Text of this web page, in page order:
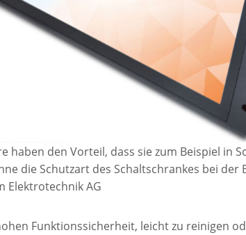
haben den Vorteil, dass sie zum Beispiel in
die Schutzart des Schaltschrankes bei der
Elektrotechnik AG
Funktionssicherheit, leicht zu reinigen